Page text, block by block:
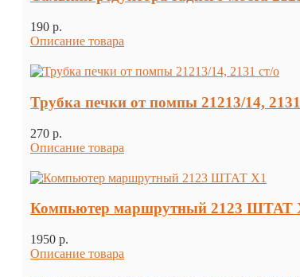
190 p.
Описание товара
Трубка печки от помпы 21213/14,
270 p.
Описание товара
Компьютер маршрутный 2123 ШТАТ
1950 p.
Описание товара